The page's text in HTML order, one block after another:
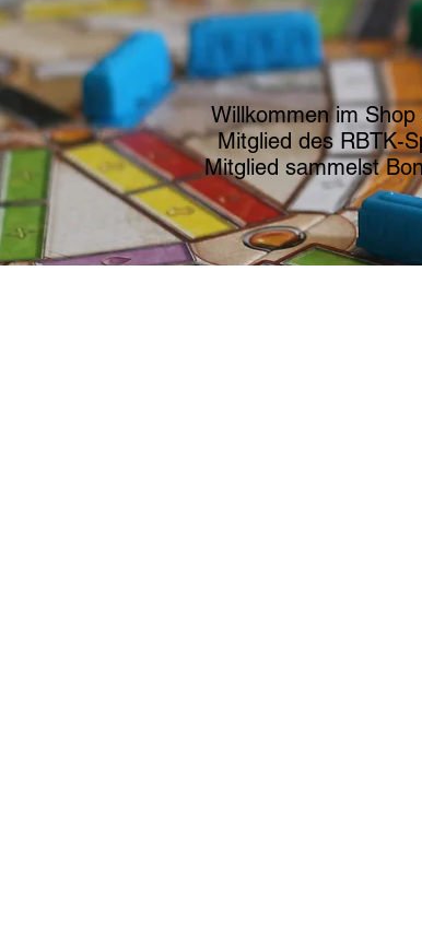
Willkommen im
Mitglied des RBTK-
Mitglied sammelst